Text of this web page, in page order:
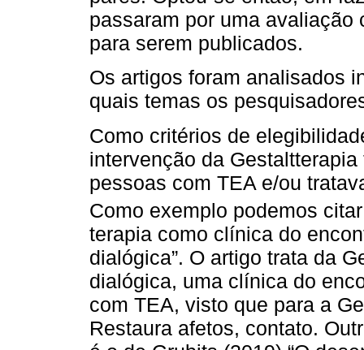
passaram por uma
para serem publicados.
Os artigos foram analisados
quais temas os
Como critérios de
intervenção da
pessoas com TEA e/ou
Como exemplo podemos
terapia como clínica do
dialógica”. O artigo trata da
dialógica, uma clínica do
com TEA, visto que para a
Restaura afetos, contato.